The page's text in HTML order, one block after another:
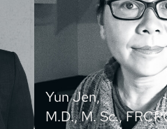
Yun Jen,
M.D., M. Sc.,